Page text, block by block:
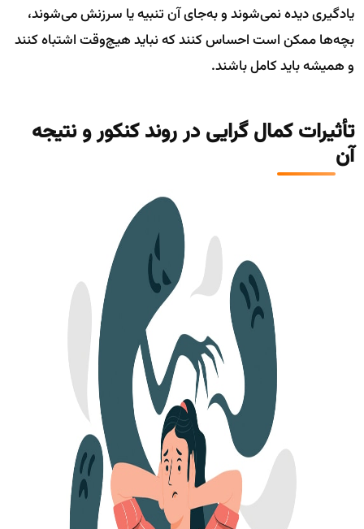
یادگیری دیده نمی‌شوند و به‌جای آن تنبیه یا سرزنش می‌شوند،
بچه‌ها ممکن است احساس کنند که نباید هیچ‌وقت اشتباه کنند
و همیشه باید کامل باشند.
تأثیرات کمال گرایی در روند کنکور و نتیجه
آن